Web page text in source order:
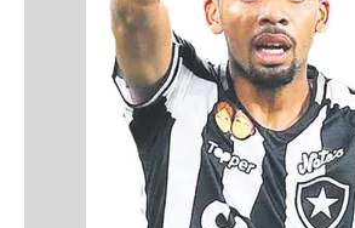
reklam/pazarlama faaliyetlerinin
sınırlı olarak açık rızanız dahilinde
Çerezlere ilişkin tercihlerinizi aşağıda
vasıtasıyla belirleyebilirsiniz.
için Ayarlar butonuna tıklayabilir,
ziyaret edebilirsiniz.